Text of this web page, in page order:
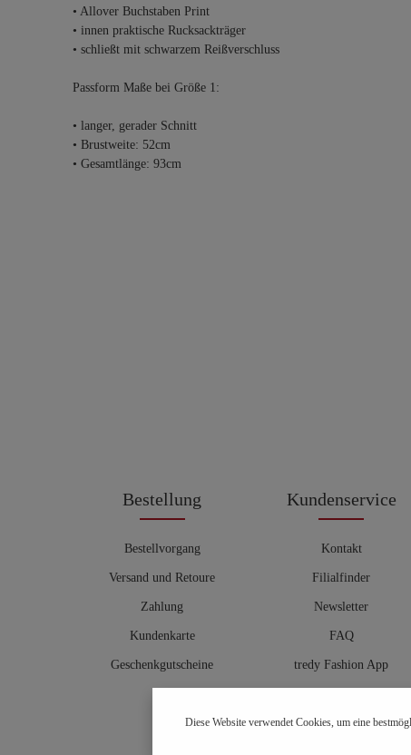
• Allover Buchstaben Print
• innen praktische Rucksackträger
• schließt mit schwarzem Reißverschluss
Passform Maße bei Größe 1:
• langer, gerader Schnitt
• Brustweite: 52cm
• Gesamtlänge: 93cm
Bestellung
Bestellvorgang
Versand und Retoure
Zahlung
Kundenkarte
Geschenkgutscheine
Kundenservice
Kontakt
Filialfinder
Newsletter
FAQ
tredy Fashion App
Hosenberater
Diese Website verwendet Cookies, um eine